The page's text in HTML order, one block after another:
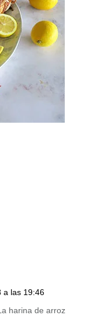
a las 19:46
harina de arroz